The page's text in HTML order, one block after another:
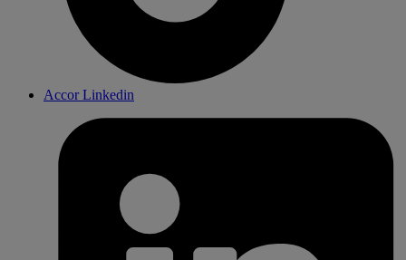
Accor Linkedin